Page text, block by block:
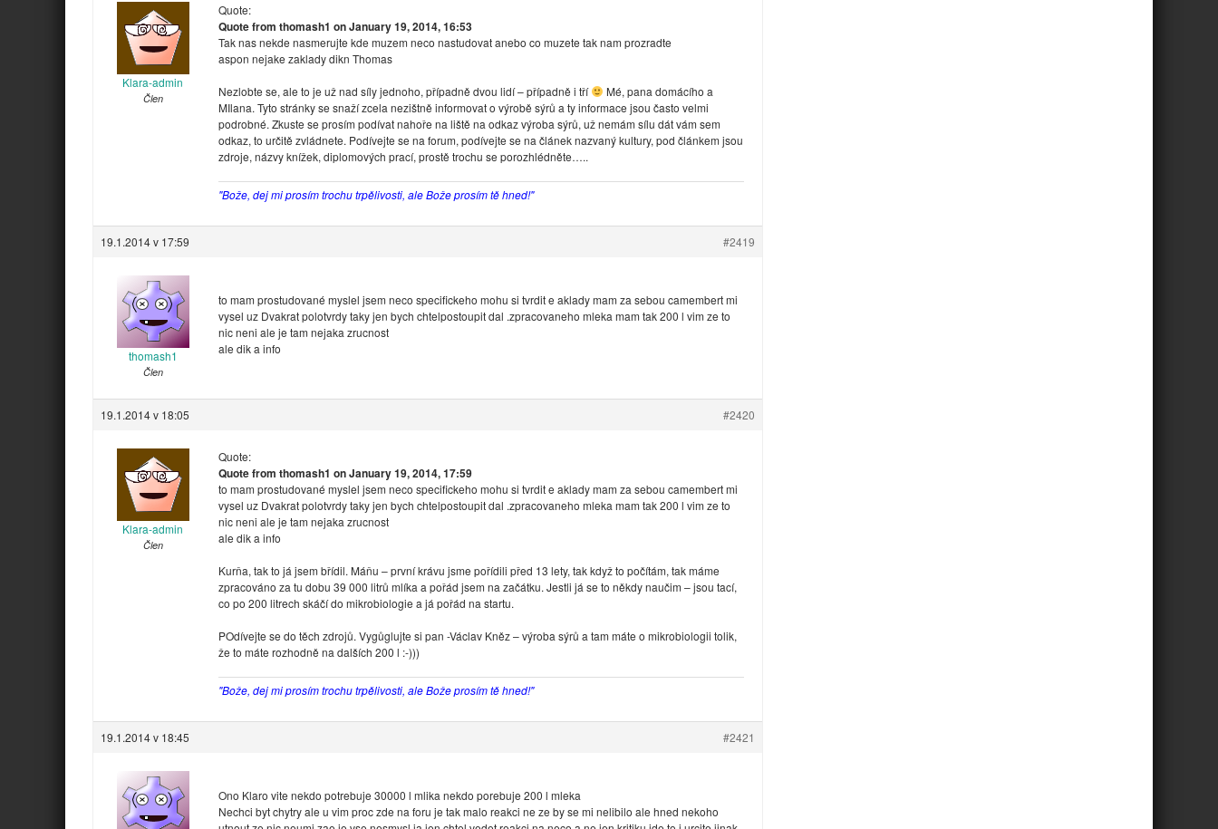
Klara-admin
Člen
Quote:
Quote from thomash1 on January 19, 2014, 16:53
Tak nas nekde nasmerujte kde muzem neco nastudovat anebo co muzete tak nam prozradte
aspon nejake zaklady dikn Thomas
Nezlobte se, ale to je už nad síly jednoho, případně dvou lidí – případně i tří
Mé, pana domácího a
MIlana. Tyto stránky se snaží zcela nezištně informovat o výrobě sýrů a ty informace jsou často velmi
podrobné. Zkuste se prosím podívat nahoře na liště na odkaz výroba sýrů, už nemám sílu dát vám sem
odkaz, to určitě zvládnete. Podívejte se na forum, podívejte se na článek nazvaný kultury, pod článkem jsou
zdroje, názvy knížek, diplomových prací, prostě trochu se porozhlédněte…..
"Bože, dej mi prosím trochu trpělivosti, ale Bože prosím tě hned!"
19.1.2014 v 17:59 #2419
thomash1
Člen
to mam prostudované myslel jsem neco specifickeho mohu si tvrdit e aklady mam za sebou camembert mi
vysel uz Dvakrat polotvrdy taky jen bych chtelpostoupit dal .zpracovaneho mleka mam tak 200 l vim ze to
nic neni ale je tam nejaka zrucnost
ale dik a info
19.1.2014 v 18:05 #2420
Klara-admin
Člen
Quote:
Quote from thomash1 on January 19, 2014, 17:59
to mam prostudované myslel jsem neco specifickeho mohu si tvrdit e aklady mam za sebou camembert mi
vysel uz Dvakrat polotvrdy taky jen bych chtelpostoupit dal .zpracovaneho mleka mam tak 200 l vim ze to
nic neni ale je tam nejaka zrucnost
ale dik a info
Kurňa, tak to já jsem břídil. Máňu – první krávu jsme pořídili před 13 lety, tak když to počítám, tak máme
zpracováno za tu dobu 39 000 litrů mlíka a pořád jsem na začátku. Jestli já se to někdy naučim – jsou tací,
co po 200 litrech skáčí do mikrobiologie a já pořád na startu.
POdívejte se do těch zdrojů. Vygůglujte si pan -Václav Kněz – výroba sýrů a tam máte o mikrobiologii tolik,
že to máte rozhodně na dalších 200 l :-)))
"Bože, dej mi prosím trochu trpělivosti, ale Bože prosím tě hned!"
19.1.2014 v 18:45 #2421
Ono Klaro vite nekdo potrebuje 30000 l mlika nekdo porebuje 200 l mleka
Nechci byt chytry ale u vim proc zde na foru je tak malo reakci ne ze by se mi nelibilo ale hned nekoho